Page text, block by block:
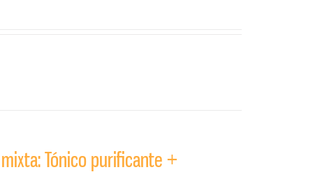
Tónico purificante +